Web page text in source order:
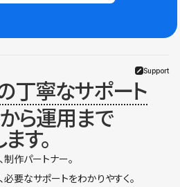
Support
丁寧なサポート
ら運用まで
す。
制作パートナー。
要なサポートをわかりやすく。